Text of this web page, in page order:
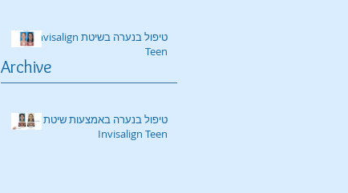
טיפול בנערה בשיטת Invisalign
Teen
טיפול בנערה באמצעות שיטת
Invisalign Teen
Archive